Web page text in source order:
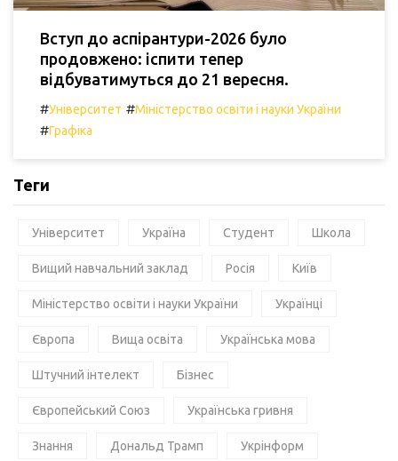
Вступ до аспірантури-2026 було
продовжено: іспити тепер
відбуватимуться до 21 вересня.
#Університет #Міністерство освіти і науки України
#Графіка
Теги
Університет Україна Студент Школа
Вищий навчальний заклад Росія Київ
Міністерство освіти і науки України Українці
Європа Вища освіта Українська мова
Штучний інтелект Бізнес
Європейський Союз Українська гривня
Знання Дональд Трамп Укрінформ